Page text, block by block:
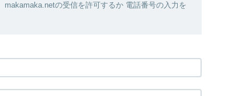
の受信を許可するか 電話番号の入力を